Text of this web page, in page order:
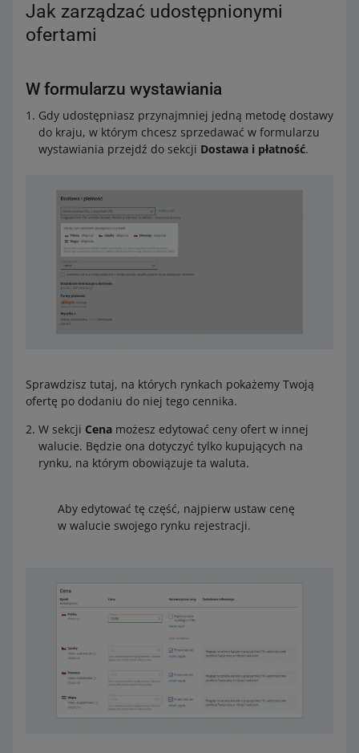
Jak zarządzać udostępnionymi
ofertami
W formularzu wystawiania
Gdy udostępniasz przynajmniej jedną metodę dostawy
do kraju, w którym chcesz sprzedawać w formularzu
wystawiania przejdź do sekcji Dostawa i płatność.
Sprawdzisz tutaj, na których rynkach pokażemy Twoją
ofertę po dodaniu do niej tego cennika.
W sekcji Cena możesz edytować ceny ofert w innej
walucie. Będzie ona dotyczyć tylko kupujących na
rynku, na którym obowiązuje ta waluta.
Aby edytować tę część, najpierw ustaw cenę
w walucie swojego rynku rejestracji.